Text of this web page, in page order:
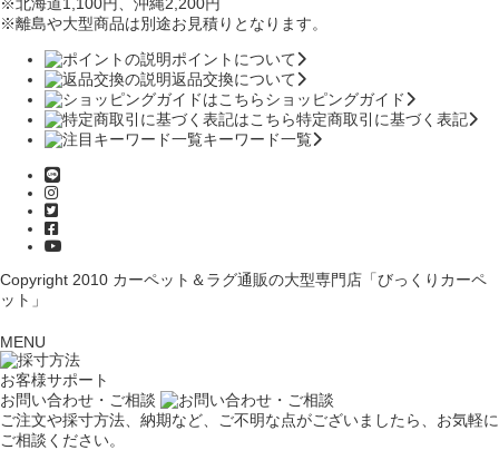
※北海道1,100円、沖縄2,200円
※離島や大型商品は別途お見積りとなります。
ポイントについて
返品交換について
ショッピングガイド
特定商取引に基づく表記
キーワード一覧
Copyright 2010 カーペット＆ラグ通販の大型専門店「びっくりカーペ
ット」
MENU
お客様サポート
お問い合わせ・ご相談
ご注文や採寸方法、納期など、ご不明な点がございましたら、お気軽に
ご相談ください。